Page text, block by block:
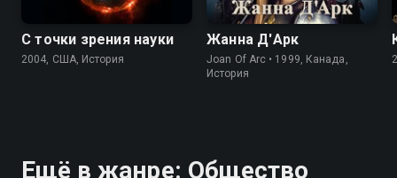
С точки зрения науки
2004, США, История
Жанна Д'Арк
Joan Of Arc • 1999, Канада,
История
Ещё в жанре: Общество